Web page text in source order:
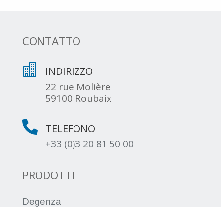
CONTATTO
 INDIRIZZO
22 rue Molière
59100 Roubaix
 TELEFONO
+33 (0)3 20 81 50 00
PRODOTTI
Degenza